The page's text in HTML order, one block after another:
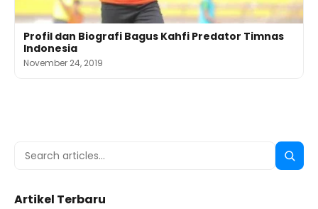
Profil dan Biografi Bagus Kahfi Predator Timnas
Indonesia
November 24, 2019
Search
Search
Artikel Terbaru